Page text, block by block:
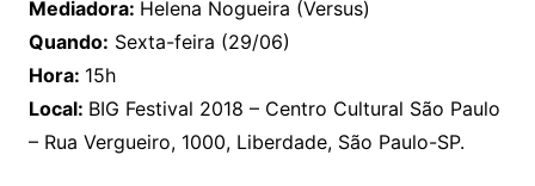
Mediadora: Helena Nogueira (Versus)
Quando: Sexta-feira (29/06)
Hora: 15h
Local: BIG Festival 2018 – Centro Cultural São Paulo
– Rua Vergueiro, 1000, Liberdade, São Paulo-SP.